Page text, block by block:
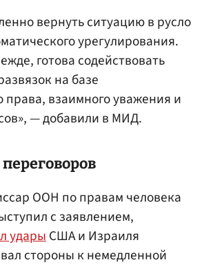
вернуть ситуацию в русло
урегулирования.
готова содействовать
на базе
права, взаимного уважения и
— добавили в МИД.
ООН по правам человека
с заявлением,
удары США и Израиля
стороны к немедленной